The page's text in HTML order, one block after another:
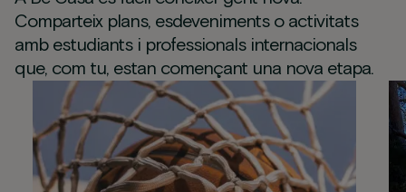
Comparteix plans, esdeveniments o activitats
amb estudiants i professionals internacionals
que, com tu, estan començant una nova etapa.